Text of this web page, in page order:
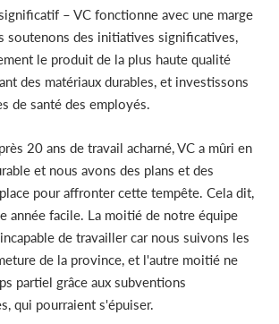
– VC fonctionne avec une marge
soutenons des initiatives significatives,
le produit de la plus haute qualité
des matériaux durables, et investissons
de santé des employés.
20 ans de travail acharné, VC a mûri en
et nous avons des plans et des
pour affronter cette tempête. Cela dit,
année facile. La moitié de notre équipe
de travailler car nous suivons les
de la province, et l'autre moitié ne
partiel grâce aux subventions
qui pourraient s'épuiser.